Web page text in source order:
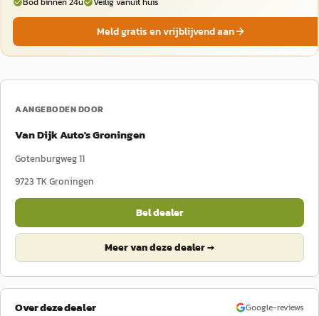
Meld gratis en vrijblijvend aan
AANGEBODEN DOOR
Van Dijk Auto's Groningen
Gotenburgweg 11
9723 TKGroningen
Bel dealer
Meer van deze dealer →
Over deze dealer Google-reviews